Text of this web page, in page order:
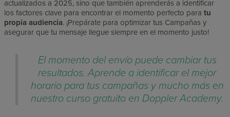
actualizados a 2025, sino que también aprenderás a identificar
los factores clave para encontrar el momento perfecto paratu
propia audiencia. ¡Prepárate para optimizar tus Campañas y
asegurar que tu mensaje llegue siempre en el momento justo!
El momento del envío puede cambiar tus
resultados. Aprende a identificar el mejor
horario para tus campañas y mucho más en
nuestro curso gratuito en Doppler Academy.